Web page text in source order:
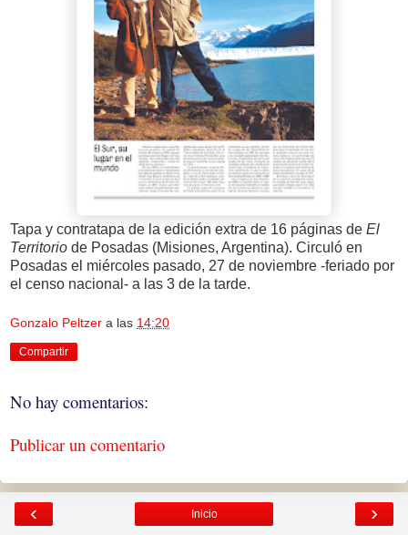
Tapa y contratapa de la edición extra de 16 páginas de El
Territorio de Posadas (Misiones, Argentina). Circuló en
Posadas el miércoles pasado, 27 de noviembre -feriado por
el censo nacional- a las 3 de la tarde.
Gonzalo Peltzer a las 14:20
Compartir
No hay comentarios:
Publicar un comentario
‹ ›
Inicio